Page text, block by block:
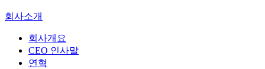
회사소개
회사개요
CEO 인사말
연혁